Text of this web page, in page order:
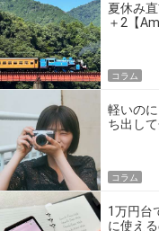
夏休み
＋2【
コラム
軽いの
ち出し
コラム
1万円台
に使え